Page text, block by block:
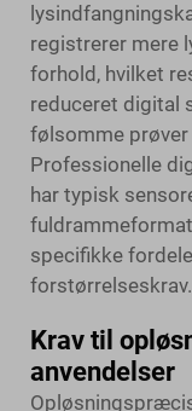
registrerer mere
forhold, hvilket
reduceret digital
følsomme
Professionelle
har typisk
specifikke
forstørrelseskrav.
Krav til
anvendelser